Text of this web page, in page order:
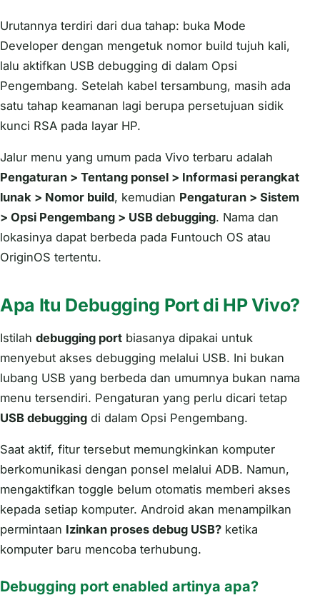
Urutannya terdiri dari dua tahap: buka Mode
Developer dengan mengetuk nomor build tujuh kali,
lalu aktifkan USB debugging di dalam Opsi
Pengembang. Setelah kabel tersambung, masih ada
satu tahap keamanan lagi berupa persetujuan sidik
kunci RSA pada layar HP.
Jalur menu yang umum pada Vivo terbaru adalah
Pengaturan > Tentang ponsel > Informasi perangkat
lunak > Nomor build, kemudian Pengaturan > Sistem
> Opsi Pengembang > USB debugging. Nama dan
lokasinya dapat berbeda pada Funtouch OS atau
OriginOS tertentu.
Apa Itu Debugging Port di HP Vivo?
Istilah debugging port biasanya dipakai untuk
menyebut akses debugging melalui USB. Ini bukan
lubang USB yang berbeda dan umumnya bukan nama
menu tersendiri. Pengaturan yang perlu dicari tetap
USB debugging di dalam Opsi Pengembang.
Saat aktif, fitur tersebut memungkinkan komputer
berkomunikasi dengan ponsel melalui ADB. Namun,
mengaktifkan toggle belum otomatis memberi akses
kepada setiap komputer. Android akan menampilkan
permintaan Izinkan proses debug USB? ketika
komputer baru mencoba terhubung.
Debugging port enabled artinya apa?